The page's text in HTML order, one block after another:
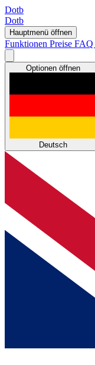
Dotb
Dotb
Hauptmenü öffnen
Funktionen Preise FAQ
Optionen öffnen
Deutsch